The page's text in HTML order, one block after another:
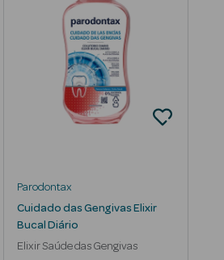
Parodontax
Cuidado das Gengivas Elixir
Bucal Diário
Elixir Saúde das Gengivas